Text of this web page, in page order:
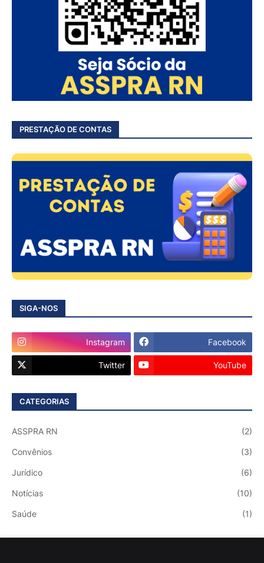
PRESTAÇÃO DE CONTAS
SIGA-NOS
Instagram Facebook
Twitter YouTube
CATEGORIAS
ASSPRA RN (2)
Convênios (3)
Jurídico (6)
Notícias (10)
Saúde (1)